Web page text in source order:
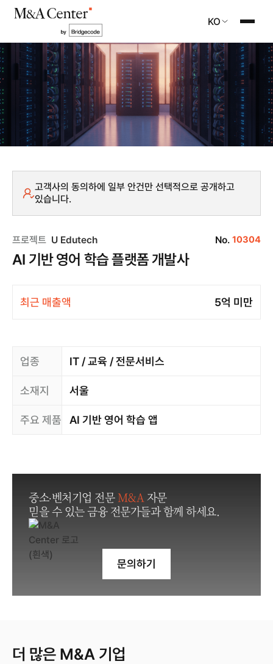
KO
고객사의 동의하에 일부 안건만 선택적으로 공개하고
있습니다.
프로젝트 U Edutech No. 10304
AI 기반 영어 학습 플랫폼 개발사
최근 매출액 5억 미만
업종 IT / 교육 / 전문서비스
소재지 서울
주요 제품 AI 기반 영어 학습 앱
중소·벤처기업 전문M&A 자문
믿을 수 있는 금융 전문가들과 함께 하세요.
문의하기
더 많은 M&A 기업